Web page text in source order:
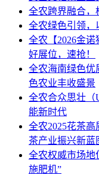
全农跨界融合，
全农绿色引领，
全农 【2026金
好展位，速抢！
全农海南绿色优
色农业丰收盛景
全农合众思壮（
能新时代
全农2025花茶
茶产业振兴新蓝
全农权威市场地
施肥机”